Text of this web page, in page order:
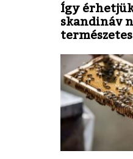
Így
skandináv